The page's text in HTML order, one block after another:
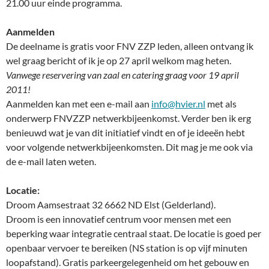
21.00 uur einde programma.
Aanmelden
De deelname is gratis voor FNV ZZP leden, alleen ontvang ik
wel graag bericht of ik je op 27 april welkom mag heten.
Vanwege reservering van zaal en catering graag voor 19 april
2011!
Aanmelden kan met een e-mail aan info@hvier.nl met als
onderwerp FNVZZP netwerkbijeenkomst. Verder ben ik erg
benieuwd wat je van dit initiatief vindt en of je ideeën hebt
voor volgende netwerkbijeenkomsten. Dit mag je me ook via
de e-mail laten weten.
Locatie:
Droom Aamsestraat 32 6662 ND Elst (Gelderland).
Droom is een innovatief centrum voor mensen met een
beperking waar integratie centraal staat. De locatie is goed per
openbaar vervoer te bereiken (NS station is op vijf minuten
loopafstand). Gratis parkeergelegenheid om het gebouw en